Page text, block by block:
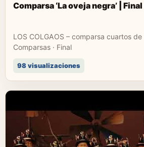
Comparsa ‘La oveja negra’ |
LOS COLGAOS – comparsa cuartos
Comparsas · Final
98 visualizaciones